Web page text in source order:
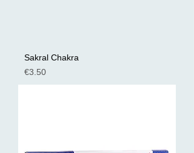
Sakral Chakra
Preis
€3.50